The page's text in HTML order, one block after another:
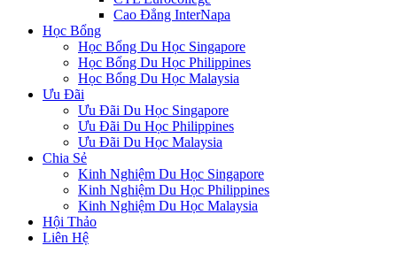
Cao Đẳng InterNapa
Học Bổng
Học Bổng Du Học Singapore
Học Bổng Du Học Philippines
Học Bổng Du Học Malaysia
Ưu Đãi
Ưu Đãi Du Học Singapore
Ưu Đãi Du Học Philippines
Ưu Đãi Du Học Malaysia
Chia Sẻ
Kinh Nghiệm Du Học Singapore
Kinh Nghiệm Du Học Philippines
Kinh Nghiệm Du Học Malaysia
Hội Thảo
Liên Hệ